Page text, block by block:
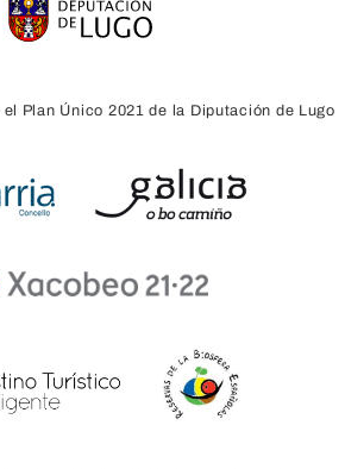
Plan Único 2021 de la Diputación de Lugo